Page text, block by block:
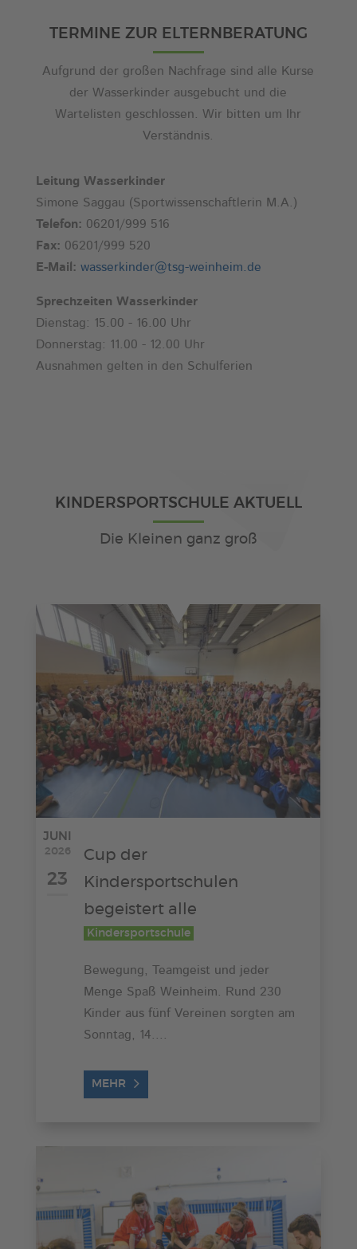
TERMINE ZUR ELTERNBERATUNG
Aufgrund der großen Nachfrage sind alle Kurse
der Wasserkinder ausgebucht und die
Wartelisten geschlossen. Wir bitten um Ihr
Verständnis.
Leitung Wasserkinder
Simone Saggau (Sportwissenschaftlerin M.A.)
Telefon: 06201/999 516
Fax: 06201/999 520
E-Mail: wasserkinder@tsg-weinheim.de
Sprechzeiten Wasserkinder
Dienstag: 15.00 - 16.00 Uhr
Donnerstag: 11.00 - 12.00 Uhr
Ausnahmen gelten in den Schulferien
KINDERSPORTSCHULE AKTUELL
Die Kleinen ganz groß
JUNI
2026
23
Cup der
Kindersportschulen
begeistert alle
Kindersportschule
Bewegung, Teamgeist und jeder
Menge Spaß Weinheim. Rund 230
Kinder aus fünf Vereinen sorgten am
Sonntag, 14....
MEHR